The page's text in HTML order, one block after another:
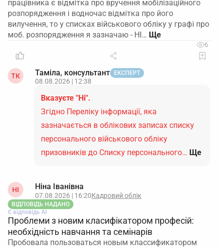
працівника є відмітка про вручення мобілізаційного
розпорядження і водночас відмітка про його
вилучення, то у списках військового обліку у графі про
моб. розпорядження я зазначаю - НІ…
6
ТК Таміла, консультант ЕКСПЕРТ
08.08.2026 | 12:38
Вказуєте "Ні".
Згідно Переліку інформації, яка
зазначається в облікових записах списку
персонального військового обліку
призовників до Списку персонального… Ще
НІ Ніна Іванівна
07.08.2026 | 16:20Кадровий облік
ВІДПОВІДЬ НАДАНО
Є відповідь АІ
Проблеми з новим класифікатором професій:
необхідність навчання та семінарів
Пробовала пользоваться новым классификатором